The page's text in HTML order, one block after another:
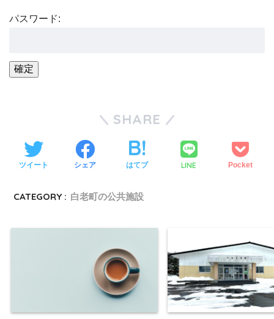
パスワード:
SHARE
ツイート シェア はてブ LINE Pocket
CATEGORY : 白老町の公共施設